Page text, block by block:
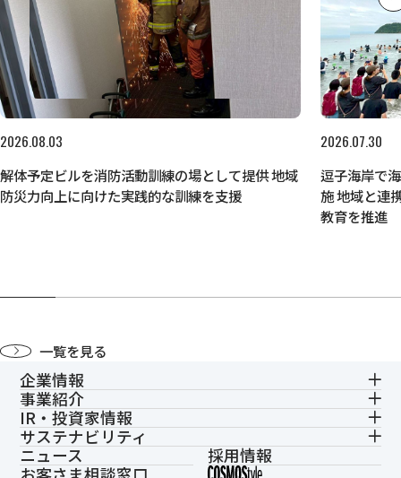
2026.08.03
解体予定ビルを消防活動訓練の場として提供 地域
防災力向上に向けた実践的な訓練を支援
2026.07.30
逗子海岸で
施 地域と連
教育を推進
一覧を見る
企業情報
事業紹介
IR・投資家情報
サステナビリティ
ニュース
採用情報